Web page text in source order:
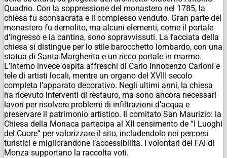
Quadrio. Con la soppressione del monastero nel 1785, la
chiesa fu sconsacrata e il complesso venduto. Gran parte del
monastero fu demolito, ma alcuni elementi, come il portale
d’ingresso e la cantina, sono sopravvissuti. La facciata della
chiesa si distingue per lo stile barocchetto lombardo, con una
statua di Santa Margherita e un ricco portale in marmo.
L’interno invece ospita affreschi di Carlo Innocenzo Carloni e
tele di artisti locali, mentre un organo del XVIII secolo
completa l’apparato decorativo. Negli ultimi anni, la chiesa
ha ricevuto interventi di restauro, ma sono ancora necessari
lavori per risolvere problemi di infiltrazioni d’acqua e
preservare il patrimonio artistico. Il comitato San Maurizio: la
Chiesa della Monaca partecipa al XII censimento de “I Luoghi
del Cuore” per valorizzare il sito, includendolo nei percorsi
turistici e migliorandone l’accessibilità. I volontari del FAI di
Monza supportano la raccolta voti.